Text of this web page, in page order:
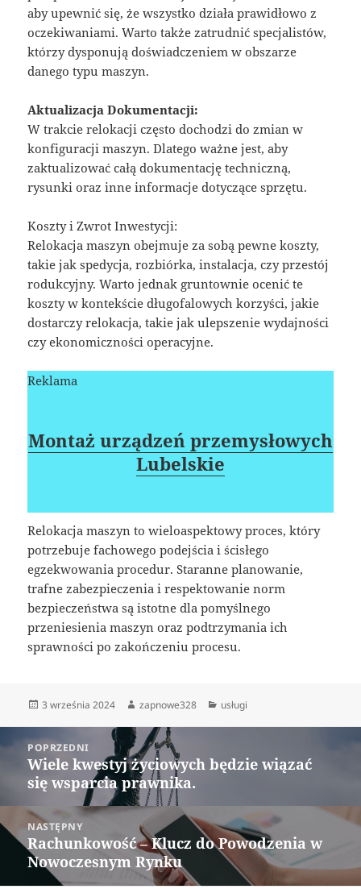
aby upewnić się, że wszystko działa prawidłowo z
oczekiwaniami. Warto także zatrudnić specjalistów,
którzy dysponują doświadczeniem w obszarze
danego typu maszyn.
Aktualizacja Dokumentacji:
W trakcie relokacji często dochodzi do zmian w
konfiguracji maszyn. Dlatego ważne jest, aby
zaktualizować całą dokumentację techniczną,
rysunki oraz inne informacje dotyczące sprzętu.
Koszty i Zwrot Inwestycji:
Relokacja maszyn obejmuje za sobą pewne koszty,
takie jak spedycja, rozbiórka, instalacja, czy przestój
rodukcyjny. Warto jednak gruntownie ocenić te
koszty w kontekście długofalowych korzyści, jakie
dostarczy relokacja, takie jak ulepszenie wydajności
czy ekonomiczności operacyjne.
Reklama
Montaż urządzeń przemysłowych
Lubelskie
Relokacja maszyn to wieloaspektowy proces, który
potrzebuje fachowego podejścia i ścisłego
egzekwowania procedur. Staranne planowanie,
trafne zabezpieczenia i respektowanie norm
bezpieczeństwa są istotne dla pomyślnego
przeniesienia maszyn oraz podtrzymania ich
sprawności po zakończeniu procesu.
Data
3 września 2024 Autor
zapnowe328 Kategorie
usługi
Nawigacja
wpisuPOPRZEDNI
Poprzedni
wpis:
Wiele kwestyj życiowych będzie wiązać
się wsparcia prawnika.
NASTĘPNY
Następny
wpis:
Rachunkowość – Klucz do Powodzenia w
Nowoczesnym Rynku